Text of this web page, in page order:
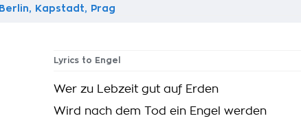
Berlin, Kapstadt, Prag
Lyrics to Engel
Wer zu Lebzeit gut auf Erden
Wird nach dem Tod ein Engel werden